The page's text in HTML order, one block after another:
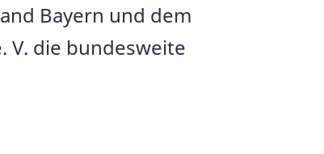
Bayern und dem
V. die bundesweite